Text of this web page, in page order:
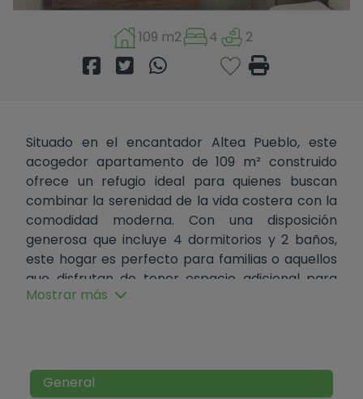
109 m2 4 2
Situado en el encantador Altea Pueblo, este
acogedor apartamento de 109 m² construido
ofrece un refugio ideal para quienes buscan
combinar la serenidad de la vida costera con la
comodidad moderna. Con una disposición
generosa que incluye 4 dormitorios y 2 baños,
este hogar es perfecto para familias o aquellos
que disfrutan de tener espacio adicional para
invitados.
se ha pensado cuidadosamente, maximizando la
funcionalidad y el confort. La zona de estar,
Mostrar más
General